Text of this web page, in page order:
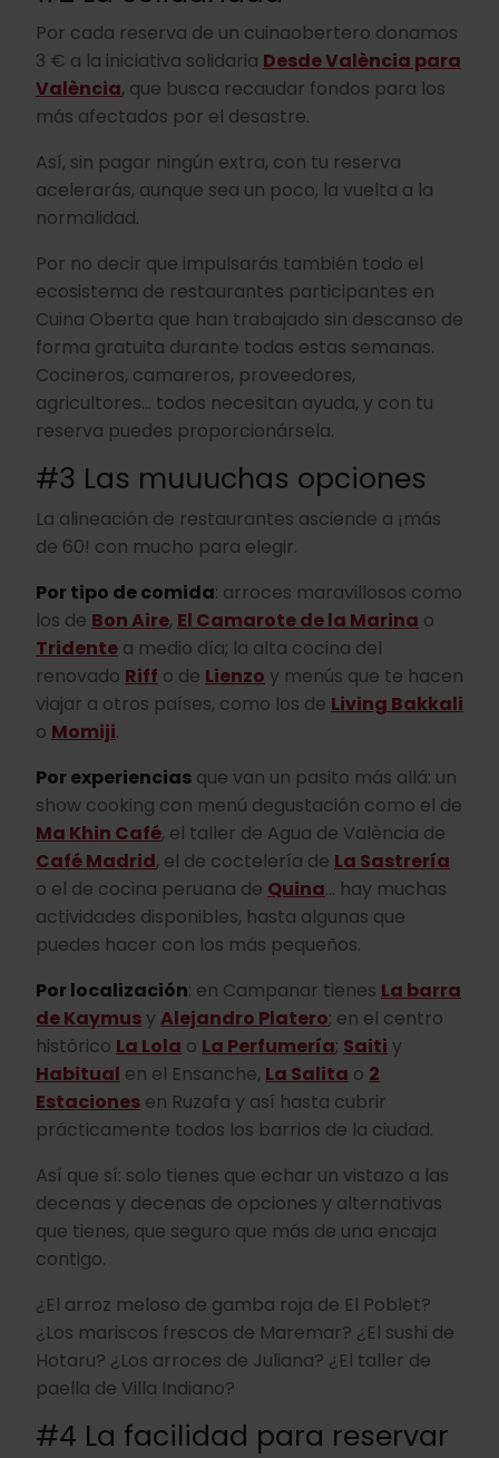
Por cada reserva de un cuinaobertero donamos
3 € a la iniciativa solidaria Desde València para
València, que busca recaudar fondos para los
más afectados por el desastre.
Así, sin pagar ningún extra, con tu reserva
acelerarás, aunque sea un poco, la vuelta a la
normalidad.
Por no decir que impulsarás también todo el
ecosistema de restaurantes participantes en
Cuina Oberta que han trabajado sin descanso de
forma gratuita durante todas estas semanas.
Cocineros, camareros, proveedores,
agricultores... todos necesitan ayuda, y con tu
reserva puedes proporcionársela.
#3 Las muuuchas opciones
La alineación de restaurantes asciende a ¡más
de 60! con mucho para elegir.
Por tipo de comida: arroces maravillosos como
los de Bon Aire, El Camarote de la Marina o
Tridente a medio día; la alta cocina del
renovado Riff o de Lienzo y menús que te hacen
viajar a otros países, como los de Living Bakkali
o Momiji.
Por experiencias que van un pasito más allá: un
show cooking con menú degustación como el de
Ma Khin Café, el taller de Agua de València de
Café Madrid, el de coctelería de La Sastrería
o el de cocina peruana de Quina... hay muchas
actividades disponibles, hasta algunas que
puedes hacer con los más pequeños.
Por localización: en Campanar tienes La barra
de Kaymusy Alejandro Platero; en el centro
histórico La Lola o La Perfumería; Saiti y
Habitual en el Ensanche, La Salita o 2
Estaciones en Ruzafa y así hasta cubrir
prácticamente todos los barrios de la ciudad.
Así que sí: solo tienes que echar un vistazo a las
decenas y decenas de opciones y alternativas
que tienes, que seguro que más de una encaja
contigo.
¿El arroz meloso de gamba roja de El Poblet?
¿Los mariscos frescos de Maremar? ¿El sushi de
Hotaru? ¿Los arroces de Juliana? ¿El taller de
paella de Villa Indiano?
#4 La facilidad para reservar